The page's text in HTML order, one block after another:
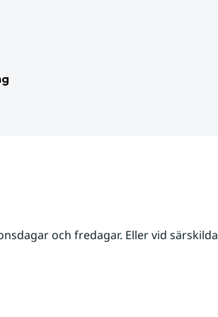
och fredagar. Eller vid särskilda